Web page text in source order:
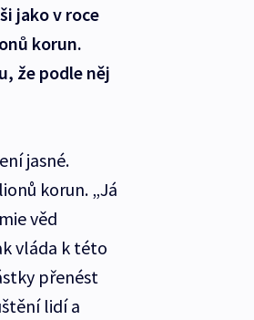
jako v roce
korun.
že podle něj
jasné.
korun. „Já
věd
vláda k této
přenést
lidí a